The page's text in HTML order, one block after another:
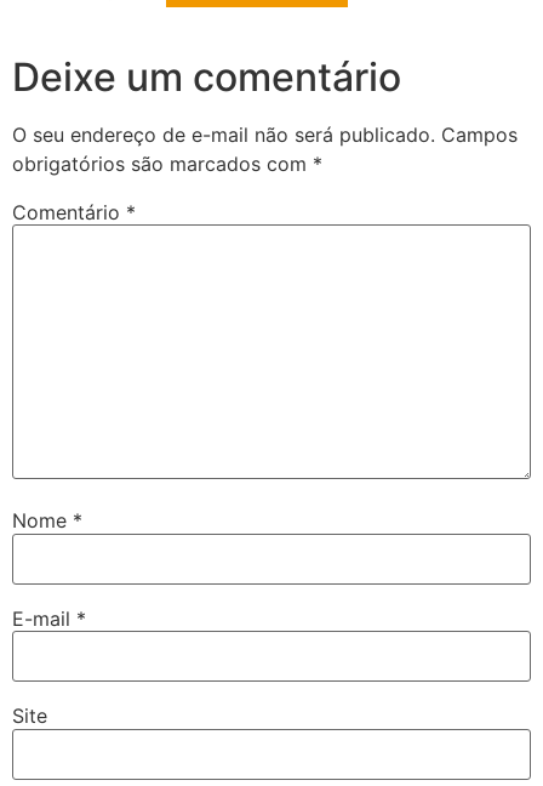
Deixe um comentário
O seu endereço de e-mail não será publicado. Campos
obrigatórios são marcados com *
Comentário *
Nome *
E-mail *
Site